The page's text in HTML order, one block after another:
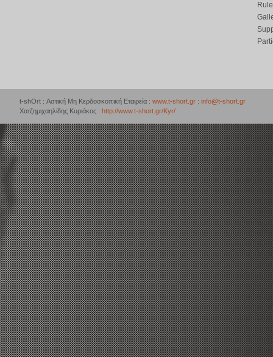
t-shOrt : Αστική Μη Κερδοσκοπική Εταιρεία : www.t-short.gr : info@t-short.gr
Χατζημιχαηλίδης Κυριάκος : http://www.t-short.gr/Kyr/